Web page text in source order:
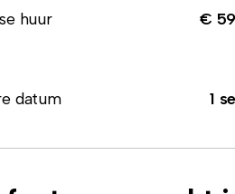
huur €
datum
1